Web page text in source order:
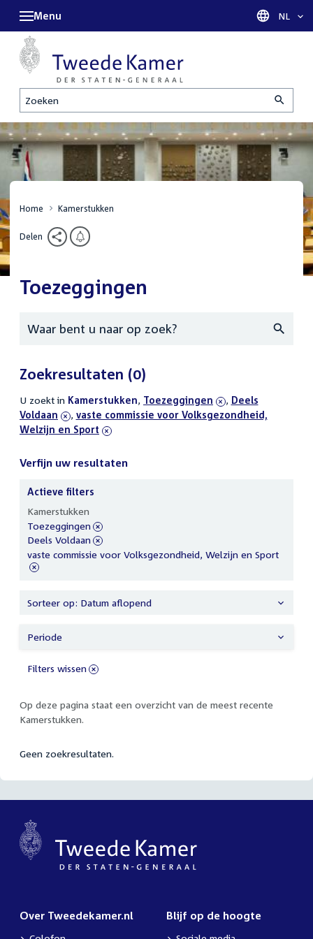
Zoeken
Menu Taal
NL
Home Kamerstukken
Delen
Toezeggingen
Zoeken
Zoekresultaten (0)
U zoekt in actieve
filters
Kamerstukken, verwijder
filter
Toezeggingen , verwijder
filter
Deels
Voldaan
, verwijder
filter
vaste commissie voor Volksgezondheid,
Welzijn en Sport
Verfijn uw resultaten
Op deze pagina staat een overzicht van de meest recente
Kamerstukken.
Geen zoekresultaten.
uw
resultaten
Actieve filters
Kamerstukken
verwijder
filter
Toezeggingen
verwijder
filter
Deels Voldaan
verwijder
filter
vaste commissie voor Volksgezondheid, Welzijn en Sport
Sorteer op: Datum aflopend
Periode
Filters wissen
Over Tweedekamer.nl Blijf op de hoogte